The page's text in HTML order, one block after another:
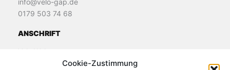
Cookie-Zustimmung
0179 503 74 68
ANSCHRIFT
Velo Welt
James-Loeb-Straße 11